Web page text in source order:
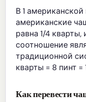
В 1
американские
равна 1/4
соотношение
традиционной
кварты = 8 пинт =
Как перевести